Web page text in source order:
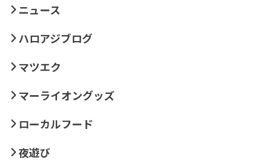
ニュース
ハロアジブログ
マツエク
マーライオングッズ
ローカルフード
夜遊び